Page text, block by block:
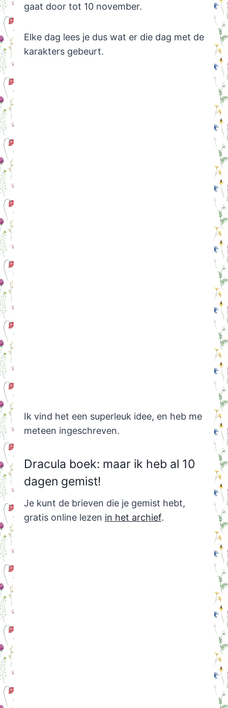
gaat door tot 10 november.
Elke dag lees je dus wat er die dag met de
karakters gebeurt.
Ik vind het een superleuk idee, en heb me
meteen ingeschreven.
Dracula boek: maar ik heb al 10
dagen gemist!
Je kunt de brieven die je gemist hebt,
gratis online lezen in het archief.